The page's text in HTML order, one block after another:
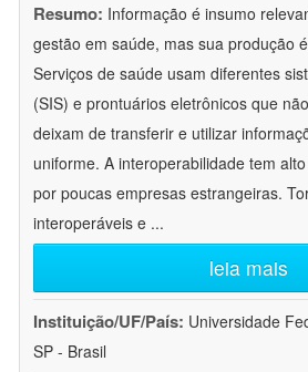
Resumo: Informação é insumo
gestão em saúde, mas sua produção
Serviços de saúde usam diferentes
(SIS) e prontuários eletrônicos que
deixam de transferir e utilizar
uniforme. A interoperabilidade tem
por poucas empresas estrangeiras.
interoperáveis e ...
leia mais
Instituição/UF/País: Universidade
SP - Brasil